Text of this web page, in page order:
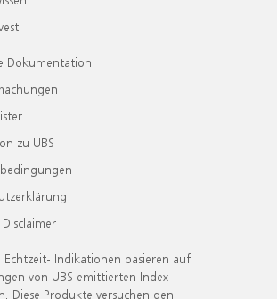
Dokumentation
zu UBS
Echtzeit- Indikationen basieren auf
von UBS emittierten Index-
Diese Produkte versuchen den